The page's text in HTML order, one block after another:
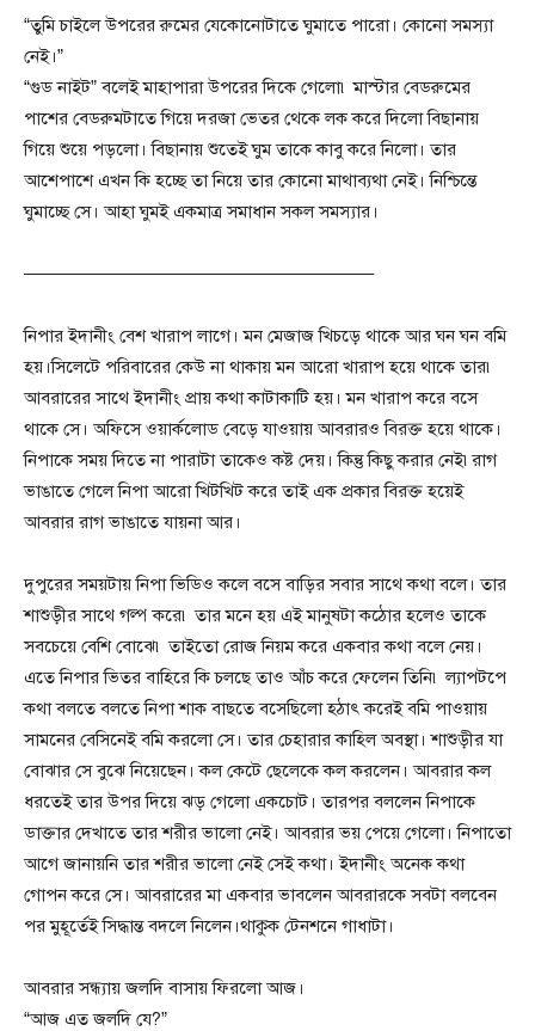
“তুমি চাইলে উপরের রুমের যেকোনোটাতে ঘুমাতে পারো। কোনো সমস্যা
নেই।”
“গুড নাইট” বলেই মাহাপারা উপরের দিকে গেলো৷ মাস্টার বেডরুমের
পাশের বেডরুমটাতে গিয়ে দরজা ভেতর থেকে লক করে দিলো বিছানায়
গিয়ে শুয়ে পড়লো। বিছানায় শুতেই ঘুম তাকে কাবু করে নিলো। তার
আশেপাশে এখন কি হচ্ছে তা নিয়ে তার কোনো মাথাব্যথা নেই। নিশ্চিন্তে
ঘুমাচ্ছে সে। আহা ঘুমই একমাত্র সমাধান সকল সমস্যার।
———————————————————–
নিপার ইদানীং বেশ খারাপ লাগে। মন মেজাজ খিচড়ে থাকে আর ঘন ঘন বমি
হয়।সিলেটে পরিবারের কেউ না থাকায় মন আরো খারাপ হয়ে থাকে তার৷
আবরারের সাথে ইদানীং প্রায় কথা কাটাকাটি হয়। মন খারাপ করে বসে
থাকে সে। অফিসে ওয়ার্কলোড বেড়ে যাওয়ায় আবরারও বিরক্ত হয়ে থাকে।
নিপাকে সময় দিতে না পারাটা তাকেও কষ্ট দেয়। কিন্তু কিছু করার নেই৷রাগ
ভাঙাতে গেলে নিপা আরো খিটখিট করে তাই এক প্রকার বিরক্ত হয়েই
আবরার রাগ ভাঙাতে যায়না আর।
দুপুরের সময়টায় নিপা ভিডিও কলে বসে বাড়ির সবার সাথে কথা বলে। তার
শাশুড়ীর সাথে গল্প করে৷ তার মনে হয় এই মানুষটা কঠোর হলেও তাকে
সবচেয়ে বেশি বোঝে৷ তাইতো রোজ নিয়ম করে একবার কথা বলে নেয়।
এতে নিপার ভিতর বাহিরে কি চলছে তাও আঁচ করে ফেলেন তিনি৷ ল্যাপটপে
কথা বলতে বলতে নিপা শাক বাছতে বসেছিলো হঠাৎ করেই বমি পাওয়ায়
সামনের বেসিনেই বমি করলো সে। তার চেহারার কাহিল অবস্থা। শাশুড়ীর যা
বোঝার সে বুঝে নিয়েছেন। কল কেটে ছেলেকে কল করলেন। আবরার কল
ধরতেই তার উপর দিয়ে ঝড় গেলো একচোট। তারপর বললেন নিপাকে
ডাক্তার দেখাতে তার শরীর ভালো নেই। আবরার ভয় পেয়ে গেলো। নিপাতো
আগে জানায়নি তার শরীর ভালো নেই সেই কথা। ইদানীং অনেক কথা
গোপন করে সে। আবরারের মা একবার ভাবলেন আবরারকে সবটা বলবেন
পর মুহূর্তেই সিদ্ধান্ত বদলে নিলেন।থাকুক টেনশনে গাধাটা।
আবরার সন্ধ্যায় জলদি বাসায় ফিরলো আজ।
“আজ এত জলদি যে?”